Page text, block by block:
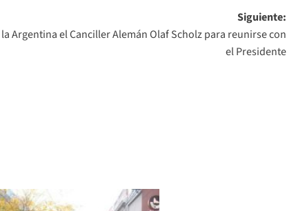
Siguiente:
Argentina el Canciller Alemán Olaf Scholz para reunirse con
el Presidente